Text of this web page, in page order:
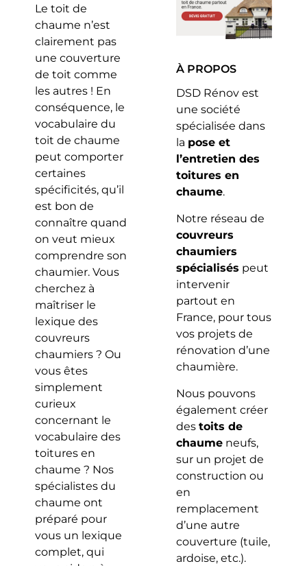
Le toit de
chaume n’est
clairement pas
une couverture
de toit comme
les autres ! En
conséquence, le
vocabulaire du
toit de chaume
peut comporter
certaines
spécificités, qu’il
est bon de
connaître quand
on veut mieux
comprendre son
chaumier. Vous
cherchez à
maîtriser le
lexique des
couvreurs
chaumiers ? Ou
vous êtes
simplement
curieux
concernant le
vocabulaire des
toitures en
chaume ? Nos
spécialistes du
chaume ont
préparé pour
vous un lexique
complet, qui
À PROPOS
DSD Rénov est
une société
spécialisée dans
la pose et
l’entretien des
toitures en
chaume.
Notre réseau de
couvreurs
chaumiers
spécialisés peut
intervenir
partout en
France, pour tous
vos projets de
rénovation d’une
chaumière.
Nous pouvons
également créer
des toits de
chaumeneufs,
sur un projet de
construction ou
en
remplacement
d’une autre
couverture (tuile,
ardoise, etc.).